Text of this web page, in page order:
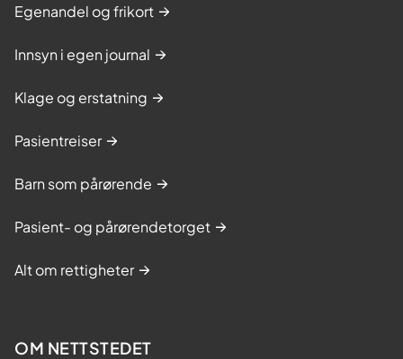
Egenandel og frikort
Innsyn i egen journal
Klage og erstatning
Pasientreiser
Barn som pårørende
Pasient- og pårørendetorget
Alt om rettigheter
OM NETTSTEDET